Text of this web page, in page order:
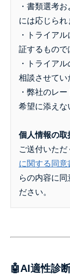
・書類選考
には応じられ
・トライア
証するもので
・トライア
相談させてい
・弊社のレ
希望に添えな
個人情報の取
ご送付いた
に関する同意
らの内容に同
ださい。
🤖AI適性診